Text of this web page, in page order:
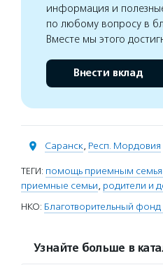
информация и
по любому вопросу в
Вместе мы этого
Внести вклад
Саранск, Респ. Мордовия
ТЕГИ: помощь приемным
приемные семьи, родители и
НКО: Благотворительный
Узнайте больше в